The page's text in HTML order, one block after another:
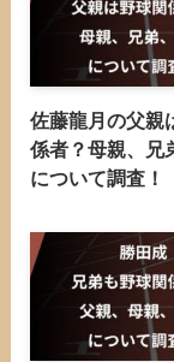
佐藤龍月の父親
係者？母親、兄
について調査！